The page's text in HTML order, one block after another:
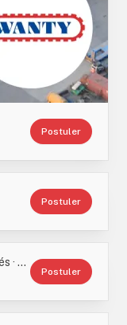
Postuler
Postuler
Ouvrier qualifié Tarmac – Pose d’enrobés · Wanty
Postuler